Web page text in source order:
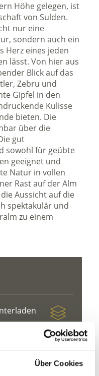
Über Cookies
Höhe gelegen, ist
von Sulden.
nur eine
sondern auch ein
Herz eines jeden
lässt. Von hier aus
Blick auf das
Zebru und
Gipfel in den
Kulisse
bieten. Die
über die
gut
sowohl für geübte
geeignet und
Natur in vollen
Rast auf der Alm
Aussicht auf die
spektakulär und
zu einem